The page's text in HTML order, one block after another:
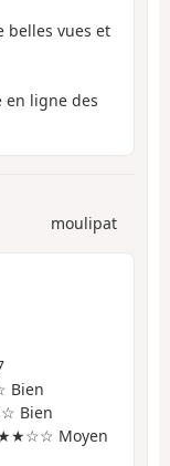
belles vues et
en ligne des
moulipat
Bien
Moyen